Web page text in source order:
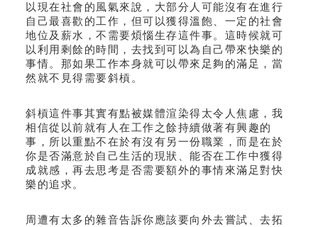
以現在社會的風氣來說，大部分人可能沒有在進行
自己最喜歡的工作，但可以獲得溫飽、一定的社會
地位及薪水，不需要煩惱生存這件事。這時候就可
以利用剩餘的時間，去找到可以為自己帶來快樂的
事情。那如果工作本身就可以帶來足夠的滿足，當
然就不見得需要斜槓。
斜槓這件事其實有點被媒體渲染得太令人焦慮，我
相信從以前就有人在工作之餘持續做著有興趣的
事，所以重點不在於有沒有另一份職業，而是在於
你是否滿意於自己生活的現狀、能否在工作中獲得
成就感，再去思考是否需要額外的事情來滿足對快
樂的追求。
周遭有太多的雜音告訴你應該要向外去嘗試、去拓